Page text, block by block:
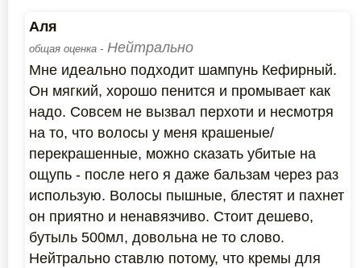
Аля
общая оценка - Нейтрально
Мне идеально подходит шампунь Кефирный.
Он мягкий, хорошо пенится и промывает как
надо. Совсем не вызвал перхоти и несмотря
на то, что волосы у меня крашеные/
перекрашенные, можно сказать убитые на
ощупь - после него я даже бальзам через раз
использую. Волосы пышные, блестят и пахнет
он приятно и ненавязчиво. Стоит дешево,
бутыль 500мл, довольна не то слово.
Нейтрально ставлю потому, что кремы для